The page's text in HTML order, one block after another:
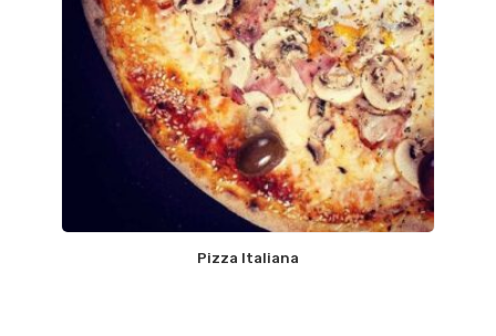
Pizza Italiana